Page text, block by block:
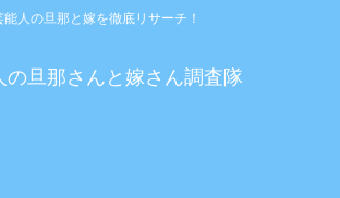
能人の旦那と嫁を徹底リサーチ！
の旦那さんと嫁さん調査隊